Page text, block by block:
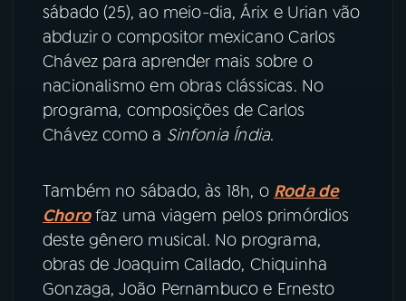
sábado (25), ao meio-dia, Árix e Urian vão
abduzir o compositor mexicano Carlos
Chávez para aprender mais sobre o
nacionalismo em obras clássicas. No
programa, composições de Carlos
Chávez como a Sinfonia Índia.
Também no sábado, às 18h, o Roda de
Chorofaz uma viagem pelos primórdios
deste gênero musical. No programa,
obras de Joaquim Callado, Chiquinha
Gonzaga, João Pernambuco e Ernesto